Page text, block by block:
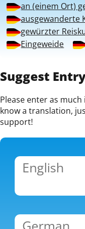
an (einem Ort)
ausgewanderte
gewürzter
Eingeweide
Suggest
Please enter as
know a translation,
support!